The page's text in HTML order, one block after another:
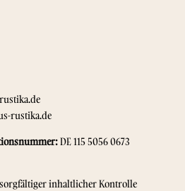
rustika.de
DE 115 5056 0673
inhaltlicher Kontrolle